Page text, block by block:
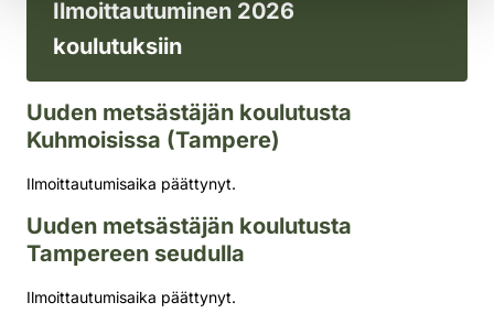
Ilmoittautuminen 2026
koulutuksiin
Uuden metsästäjän koulutusta
Kuhmoisissa (Tampere)
Ilmoittautumisaika päättynyt.
Uuden metsästäjän koulutusta
Tampereen seudulla
Ilmoittautumisaika päättynyt.